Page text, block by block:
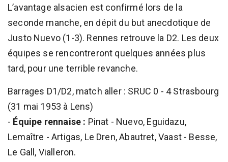
L’avantage alsacien est confirmé lors de la
seconde manche, en dépit du but anecdotique de
Justo Nuevo (1-3). Rennes retrouve la D2. Les deux
équipes se rencontreront quelques années plus
tard, pour une terrible revanche.
Barrages D1/D2, match aller : SRUC 0 - 4 Strasbourg
(31 mai 1953 à Lens)
- Équipe rennaise : Pinat - Nuevo, Eguidazu,
Lemaître - Artigas, Le Dren, Abautret, Vaast - Besse,
Le Gall, Vialleron.